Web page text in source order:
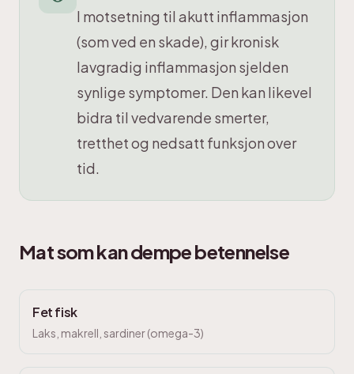
I motsetning til akutt inflammasjon
(som ved en skade), gir kronisk
lavgradig inflammasjon sjelden
synlige symptomer. Den kan likevel
bidra til vedvarende smerter,
tretthet og nedsatt funksjon over
tid.
Mat som kan dempe betennelse
Fet fisk
Laks, makrell, sardiner (omega-3)